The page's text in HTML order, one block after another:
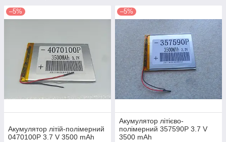
–5%
Акумулятор літій-полімерний
0470100P 3.7 V 3500 mAh
–5%
Акумулятор літієво-
полімерний 357590P 3.7 V
3500 mAh